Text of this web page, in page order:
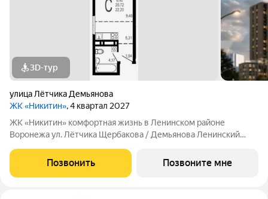
3D-тур
улица Лётчика Демьянова
ЖК «Никитин», 4 квартал 2027
ЖК «Никитин» комфортная жизнь в Ленинском районе
Воронежа ул. Лётчика Щербакова / Демьянова Ленинский
Современный жилой комплекс в тихом центре города. Рядом
цирк, парк им. Дурова, ТЦ,
Позвонить Позвоните мне